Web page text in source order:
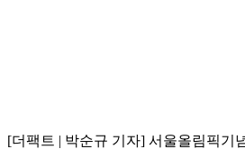
[더팩트 | 박순규 기자] 서울올림픽기